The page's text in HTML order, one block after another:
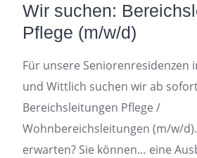
Wir suchen:
Pflege (m/w/d)
Für unsere Seniorenresidenzen
und Wittlich suchen wir ab
Bereichsleitungen Pflege /
Wohnbereichsleitungen (m/w/
erwarten? Sie können… eine